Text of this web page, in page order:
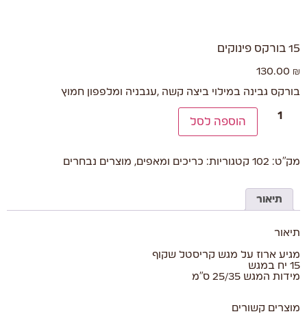
15 בורקס פינוקים
130.00 ₪
בורקס גבינה במילוי ביצה קשה ,עגבניה ומלפפון חמוץ
הוספה לסל
מק"ט: 102 קטגוריות: כריכים ומאפים, מוצרים נבחרים
תיאור
תיאור
מגיע ארוז על מגש קריסטל שקוף
15 יח במגש
מידות המגש 25/35 ס"מ
מוצרים קשורים